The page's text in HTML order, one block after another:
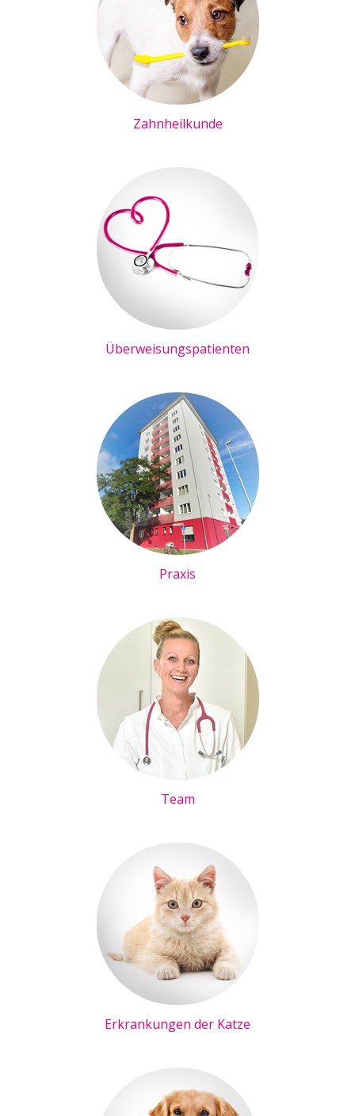
Zahnheilkunde
Überweisungspatienten
Praxis
Team
Erkrankungen der Katze